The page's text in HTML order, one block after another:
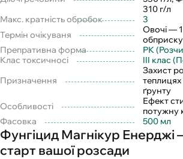
310 г/л
Макс. кратність обробок
3
Термін очікуваня
Овочі —
Препративна форма
РК
Клас токсичносі
III клас
Призначення
Захист
теплицях
ґрунту
Особливості
Ефект
потужну
Фасовка
500 мл
Фунгіцид Магнікур Енерджі
старт вашої розсади